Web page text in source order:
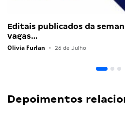
Editais publicados da
vagas…
Olivia Furlan • 26 de Julho
Depoimentos